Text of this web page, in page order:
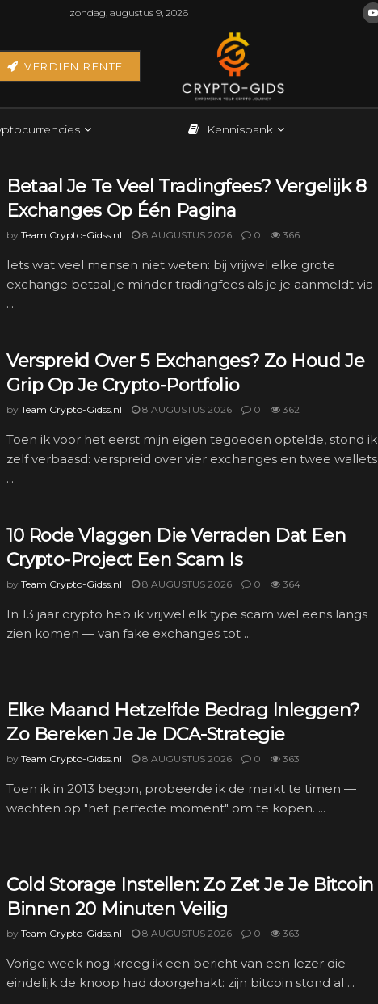
zondag, augustus 9, 2026
VERDIEN RENTE
Kennisbank
Betaal Je Te Veel Tradingfees? Vergelijk 8
Exchanges Op Één Pagina
by Team Crypto-Gidss.nl 8 AUGUSTUS 2026 0 366
Iets wat veel mensen niet weten: bij vrijwel elke grote
exchange betaal je minder tradingfees als je je aanmeldt via
...
Verspreid Over 5 Exchanges? Zo Houd Je
Grip Op Je Crypto-Portfolio
by Team Crypto-Gidss.nl 8 AUGUSTUS 2026 0 362
Toen ik voor het eerst mijn eigen tegoeden optelde, stond ik
zelf verbaasd: verspreid over vier exchanges en twee wallets
...
10 Rode Vlaggen Die Verraden Dat Een
Crypto-Project Een Scam Is
by Team Crypto-Gidss.nl 8 AUGUSTUS 2026 0 364
In 13 jaar crypto heb ik vrijwel elk type scam wel eens langs
zien komen — van fake exchanges tot ...
Elke Maand Hetzelfde Bedrag Inleggen?
Zo Bereken Je Je DCA-Strategie
by Team Crypto-Gidss.nl 8 AUGUSTUS 2026 0 363
Toen ik in 2013 begon, probeerde ik de markt te timen —
wachten op "het perfecte moment" om te kopen. ...
Cold Storage Instellen: Zo Zet Je Je Bitcoin
Binnen 20 Minuten Veilig
by Team Crypto-Gidss.nl 8 AUGUSTUS 2026 0 363
Vorige week nog kreeg ik een bericht van een lezer die
eindelijk de knoop had doorgehakt: zijn bitcoin stond al ...